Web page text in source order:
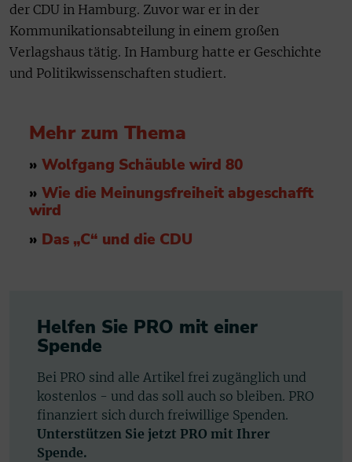
der CDU in Hamburg. Zuvor war er in der
Kommunikationsabteilung in einem großen
Verlagshaus tätig. In Hamburg hatte er Geschichte
und Politikwissenschaften studiert.
Mehr zum Thema
» Wolfgang Schäuble wird 80
» Wie die Meinungsfreiheit abgeschafft
wird
» Das „C“ und die CDU
Helfen Sie PRO mit einer
Spende
Bei PRO sind alle Artikel frei zugänglich und
kostenlos - und das soll auch so bleiben. PRO
finanziert sich durch freiwillige Spenden.
Unterstützen Sie jetzt PRO mit Ihrer
Spende.